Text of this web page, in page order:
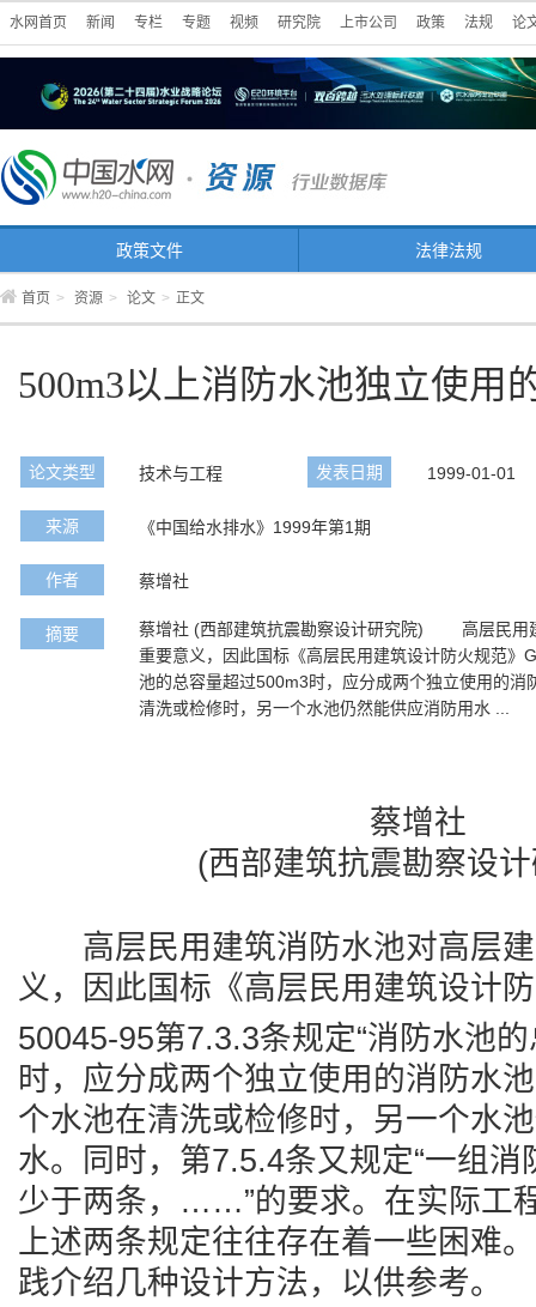
水网首页 新闻 专栏 专题 视频 研究院 上市公司 政策 法规 论
政策文件 法律法规
首页 > 资源 > 论文 > 正文
500m3以上消防水池独立使用
论文类型 技术与工程 发表日期 1999-01-01
来源 《中国给水排水》1999年第1期
作者 蔡增社
摘要
蔡增社 (西部建筑抗震勘察设计研究院) 高层民用
重要意义，因此国标《高层民用建筑设计防火规范》
池的总容量超过500m3时，应分成两个独立使用的消
清洗或检修时，另一个水池仍然能供应消防用水 ...
蔡增社
(西部建筑抗震勘察设
高层民用建筑消防水池对高层建
义，因此国标《高层民用建筑设计
50045-95第7.3.3条规定“消防水池
时，应分成两个独立使用的消防水
个水池在清洗或检修时，另一个水
水。同时，第7.5.4条又规定“一组
少于两条，……”的要求。在实际工
上述两条规定往往存在着一些困难
践介绍几种设计方法，以供参考。